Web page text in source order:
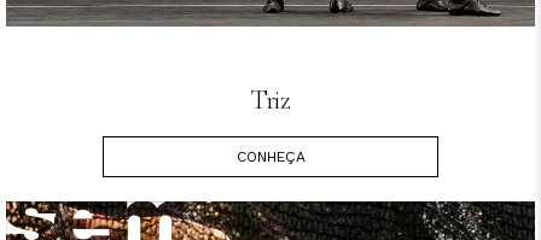
Triz
CONHEÇA